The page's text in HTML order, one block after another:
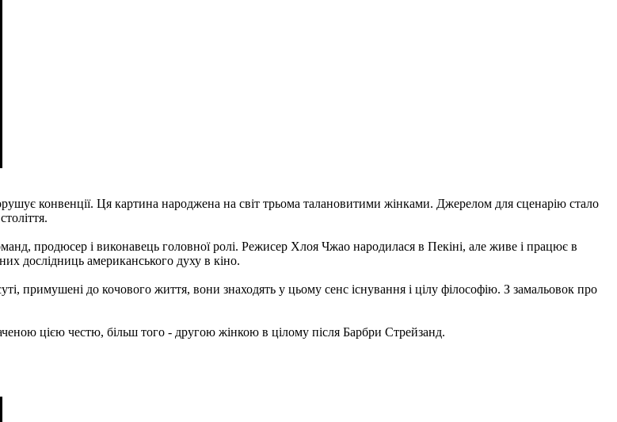
конвенції. Ця картина народжена на світ трьома талановитими жінками. Джерелом для сценарію стало
продюсер і виконавець головної ролі. Режисер Хлоя Чжао народилася в Пекіні, але живе і працює в
дослідниць американського духу в кіно.
примушені до кочового життя, вони знаходять у цьому сенс існування і цілу філософію. З замальовок про
цією честю, більш того - другою жінкою в цілому після Барбри Стрейзанд.